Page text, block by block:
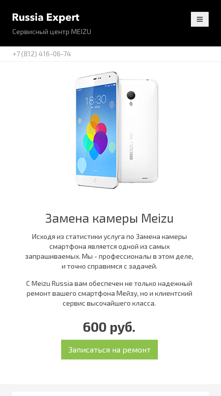
Сервисный центр MEIZU
+7 (812) 416-06-74
Замена камеры Meizu
Исходя из статистики услуга по Замена камеры
смартфона является одной из самых
запрашиваемых. Мы - профессионалы в этом деле,
и точно справимся с задачей.
С Meizu Russia вам обеспечен не только надежный
ремонт вашего смартфона Мейзу, но и клиентский
сервис высочайшего класса.
600 руб.